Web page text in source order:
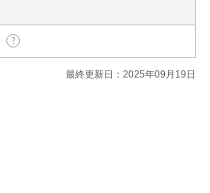
最終更新日：2025年09月19日